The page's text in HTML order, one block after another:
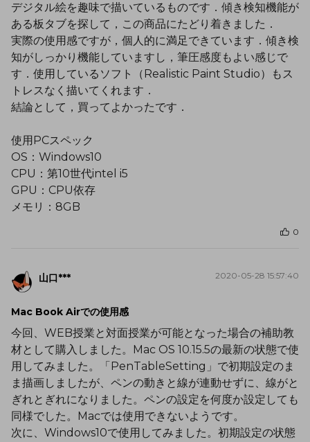
デジタル絵を趣味で描いているものです．傾き検知機能が
ある板タブを探して，この商品にたどり着きました．
実際の使用感ですが，個人的に満足できています．傾き検
知がしっかり機能していますし，筆圧感度もよい感じで
す．使用しているソフト（Realistic Paint Studio）もス
トレスなく描いてくれます．
結論として，買ってよかったです．
使用PCスペック
OS：Windows10
CPU：第10世代intel i5
GPU：CPU依存
メモリ：8GB
0
山口*** 2020-05-28 15:57:40
Mac Book Airでの使用感
今回、WEB授業と対面授業が可能となった場合の補助教
材として購入しました。Mac OS 10.15.5の最新の状態で使
用してみました。「PenTableSetting」で初期設定のま
ま描画しましたが、ペンの動きと線が連動せずに、線がと
ぎれとぎれになりました。ペンの設定を何度か設定しても
同様でした。Macでは使用できないようです。
次に、Windows10で使用してみました。初期設定の状態